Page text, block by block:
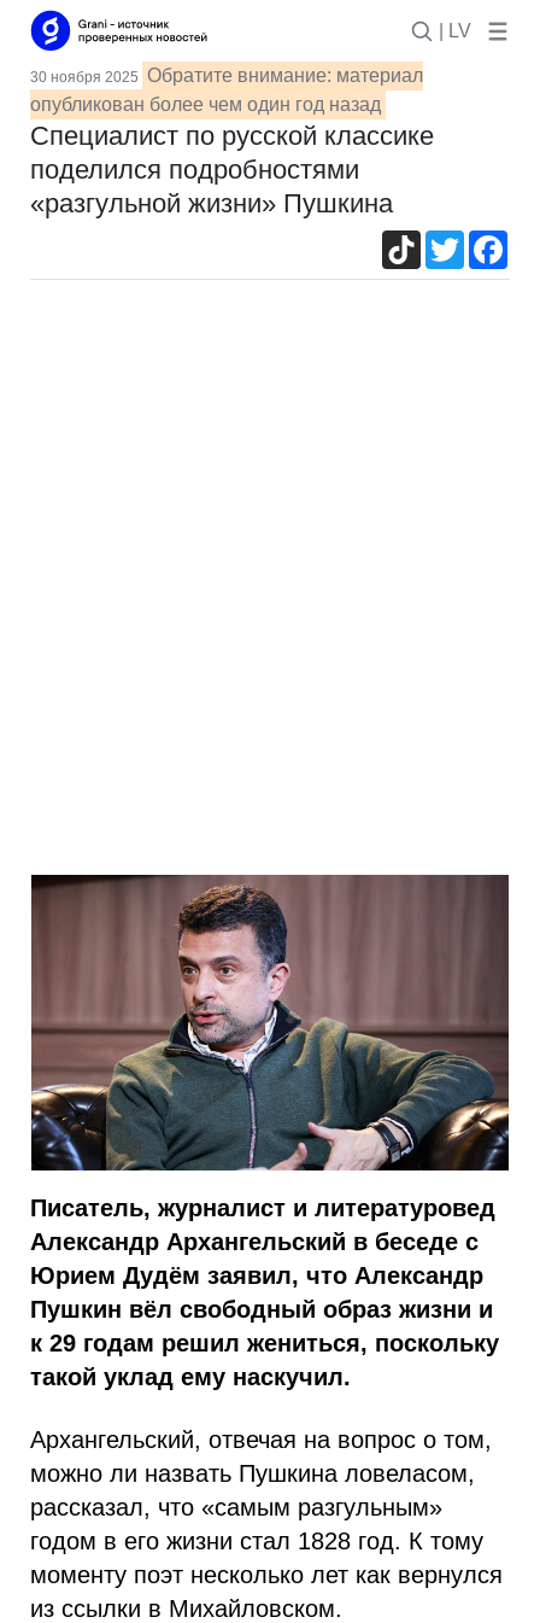
| LV
30 ноября 2025 Обратите внимание: материал
опубликован более чем один год назад
Специалист по русской классике
поделился подробностями
«разгульной жизни» Пушкина
TikTokTwitter
Писатель, журналист и литературовед
Александр Архангельский в беседе с
Юрием Дудём заявил, что Александр
Пушкин вёл свободный образ жизни и
к 29 годам решил жениться, поскольку
такой уклад ему наскучил.
Архангельский, отвечая на вопрос о том,
можно ли назвать Пушкина ловеласом,
рассказал, что «самым разгульным»
годом в его жизни стал 1828 год. К тому
моменту поэт несколько лет как вернулся
из ссылки в Михайловском.